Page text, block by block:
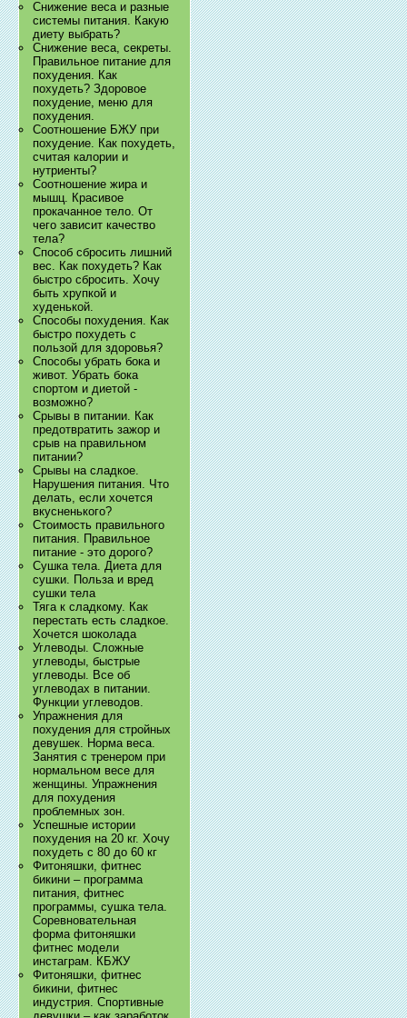
Снижение веса и разные
системы питания. Какую
диету выбрать?
Снижение веса, секреты.
Правильное питание для
похудения. Как
похудеть? Здоровое
похудение, меню для
похудения.
Соотношение БЖУ при
похудение. Как похудеть,
считая калории и
нутриенты?
Соотношение жира и
мышц. Красивое
прокачанное тело. От
чего зависит качество
тела?
Способ сбросить лишний
вес. Как похудеть? Как
быстро сбросить. Хочу
быть хрупкой и
худенькой.
Способы похудения. Как
быстро похудеть с
пользой для здоровья?
Способы убрать бока и
живот. Убрать бока
спортом и диетой -
возможно?
Срывы в питании. Как
предотвратить зажор и
срыв на правильном
питании?
Срывы на сладкое.
Нарушения питания. Что
делать, если хочется
вкусненького?
Стоимость правильного
питания. Правильное
питание - это дорого?
Сушка тела. Диета для
сушки. Польза и вред
сушки тела
Тяга к сладкому. Как
перестать есть сладкое.
Хочется шоколада
Углеводы. Сложные
углеводы, быстрые
углеводы. Все об
углеводах в питании.
Функции углеводов.
Упражнения для
похудения для стройных
девушек. Норма веса.
Занятия с тренером при
нормальном весе для
женщины. Упражнения
для похудения
проблемных зон.
Успешные истории
похудения на 20 кг. Хочу
похудеть с 80 до 60 кг
Фитоняшки, фитнес
бикини – программа
питания, фитнес
программы, сушка тела.
Соревновательная
форма фитоняшки
фитнес модели
инстаграм. КБЖУ
Фитоняшки, фитнес
бикини, фитнес
индустрия. Спортивные